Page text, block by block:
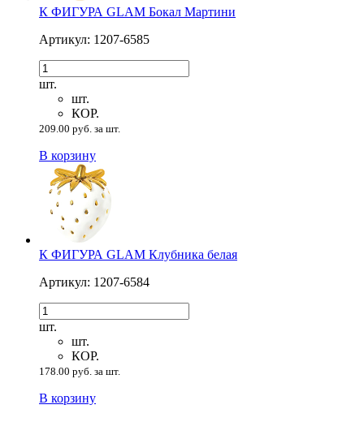
К ФИГУРА GLAM Бокал Мартини
Артикул: 1207-6585
шт.
шт.
КОР.
209.00 руб. за шт.
В корзину
К ФИГУРА GLAM Клубника белая
Артикул: 1207-6584
шт.
шт.
КОР.
178.00 руб. за шт.
В корзину